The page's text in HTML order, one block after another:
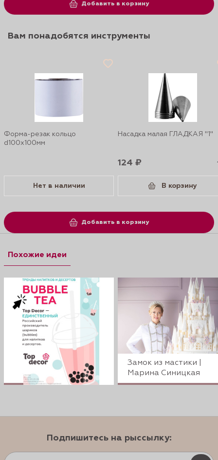
Добавить в корзину
Вам понадобятся инструменты
Форма-резак кольцо
d100x100мм
Нет в наличии
Насадка малая ГЛАДКАЯ "1"
124 ₽
В корзину
Добавить в корзину
Похожие идеи
Замок из мастики |
Марина Синицкая
Подпишитесь на рыссылку: